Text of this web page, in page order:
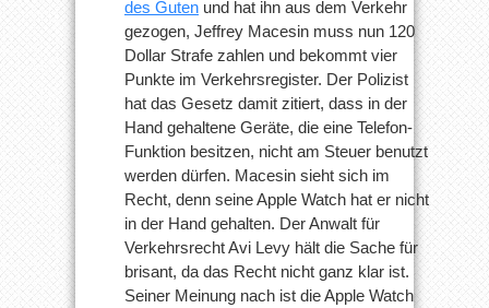
des Guten und hat ihn aus dem Verkehr
gezogen, Jeffrey Macesin muss nun 120
Dollar Strafe zahlen und bekommt vier
Punkte im Verkehrsregister. Der Polizist
hat das Gesetz damit zitiert, dass in der
Hand gehaltene Geräte, die eine Telefon-
Funktion besitzen, nicht am Steuer benutzt
werden dürfen. Macesin sieht sich im
Recht, denn seine Apple Watch hat er nicht
in der Hand gehalten. Der Anwalt für
Verkehrsrecht Avi Levy hält die Sache für
brisant, da das Recht nicht ganz klar ist.
Seiner Meinung nach ist die Apple Watch